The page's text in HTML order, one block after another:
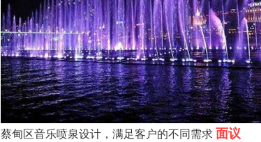
蔡甸区音乐喷泉设计，满足客户的不同需求面议